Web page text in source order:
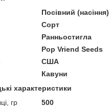
Посівний (насіння)
Сорт
Ранньостигла
Pop Vriend Seeds
США
Кавуни
характеристики
гр
500